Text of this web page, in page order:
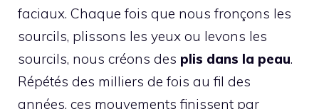
faciaux. Chaque fois que nous fronçons les
sourcils, plissons les yeux ou levons les
sourcils, nous créons des plis dans la peau.
Répétés des milliers de fois au fil des
années, ces mouvements finissent par